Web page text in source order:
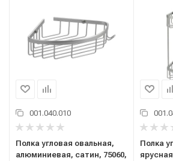
001.040.010
Полка угловая овальная,
алюминиевая, сатин, 75060,
Полка